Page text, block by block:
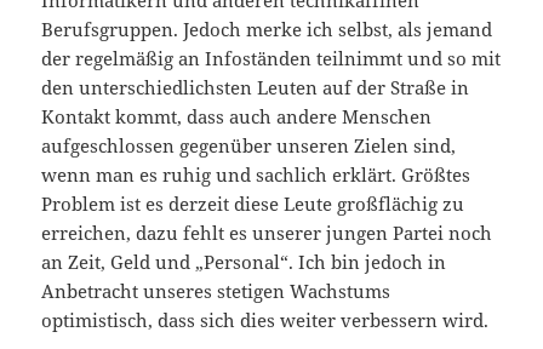
Berufsgruppen. Jedoch merke ich selbst, als jemand
der regelmäßig an Infoständen teilnimmt und so mit
den unterschiedlichsten Leuten auf der Straße in
Kontakt kommt, dass auch andere Menschen
aufgeschlossen gegenüber unseren Zielen sind,
wenn man es ruhig und sachlich erklärt. Größtes
Problem ist es derzeit diese Leute großflächig zu
erreichen, dazu fehlt es unserer jungen Partei noch
an Zeit, Geld und „Personal“. Ich bin jedoch in
Anbetracht unseres stetigen Wachstums
optimistisch, dass sich dies weiter verbessern wird.